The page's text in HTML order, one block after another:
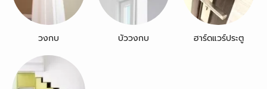
วงกบ บัววงกบ ฮาร์ดแวร์ประตู